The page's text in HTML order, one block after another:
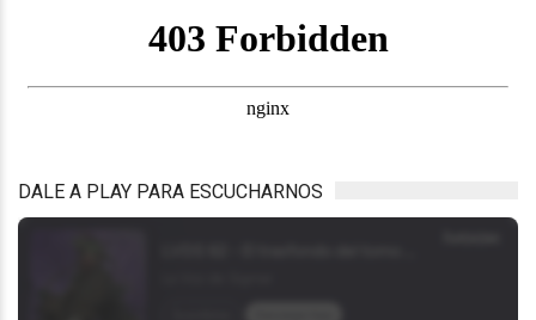
DALE A PLAY PARA ESCUCHARNOS